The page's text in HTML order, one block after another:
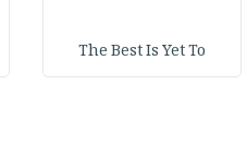
The Best Is Yet To